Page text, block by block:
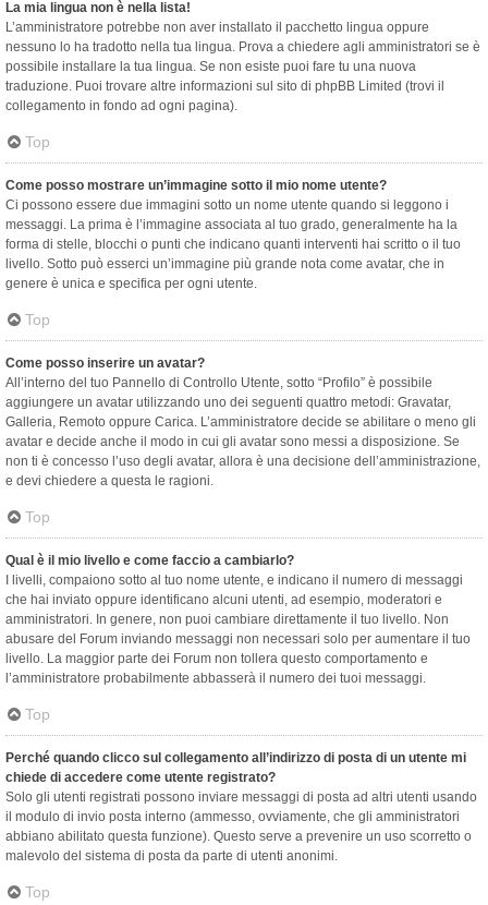
La mia lingua non è nella lista!
L’amministratore potrebbe non aver installato il pacchetto lingua oppure
nessuno lo ha tradotto nella tua lingua. Prova a chiedere agli amministratori se è
possibile installare la tua lingua. Se non esiste puoi fare tu una nuova
traduzione. Puoi trovare altre informazioni sul sito di phpBB Limited (trovi il
collegamento in fondo ad ogni pagina).
Top
Come posso mostrare un’immagine sotto il mio nome utente?
Ci possono essere due immagini sotto un nome utente quando si leggono i
messaggi. La prima è l’immagine associata al tuo grado, generalmente ha la
forma di stelle, blocchi o punti che indicano quanti interventi hai scritto o il tuo
livello. Sotto può esserci un’immagine più grande nota come avatar, che in
genere è unica e specifica per ogni utente.
Top
Come posso inserire un avatar?
All’interno del tuo Pannello di Controllo Utente, sotto “Profilo” è possibile
aggiungere un avatar utilizzando uno dei seguenti quattro metodi: Gravatar,
Galleria, Remoto oppure Carica. L’amministratore decide se abilitare o meno gli
avatar e decide anche il modo in cui gli avatar sono messi a disposizione. Se
non ti è concesso l’uso degli avatar, allora è una decisione dell’amministrazione,
e devi chiedere a questa le ragioni.
Top
Qual è il mio livello e come faccio a cambiarlo?
I livelli, compaiono sotto al tuo nome utente, e indicano il numero di messaggi
che hai inviato oppure identificano alcuni utenti, ad esempio, moderatori e
amministratori. In genere, non puoi cambiare direttamente il tuo livello. Non
abusare del Forum inviando messaggi non necessari solo per aumentare il tuo
livello. La maggior parte dei Forum non tollera questo comportamento e
l’amministratore probabilmente abbasserà il numero dei tuoi messaggi.
Top
Perché quando clicco sul collegamento all’indirizzo di posta di un utente mi
chiede di accedere come utente registrato?
Solo gli utenti registrati possono inviare messaggi di posta ad altri utenti usando
il modulo di invio posta interno (ammesso, ovviamente, che gli amministratori
abbiano abilitato questa funzione). Questo serve a prevenire un uso scorretto o
malevolo del sistema di posta da parte di utenti anonimi.
Top